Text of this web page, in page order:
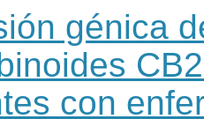
génica
con